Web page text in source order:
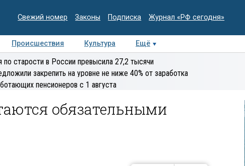
Свежий номер Законы Подписка Журнал «РФ сегодня»
Происшествия Культура Ещё
Интервью Колумнисты
экспертиза
старости в России превысила 27,2 тысячи
закрепить на уровне не ниже 40% от заработка
пенсионеров с 1 августа
обязательными